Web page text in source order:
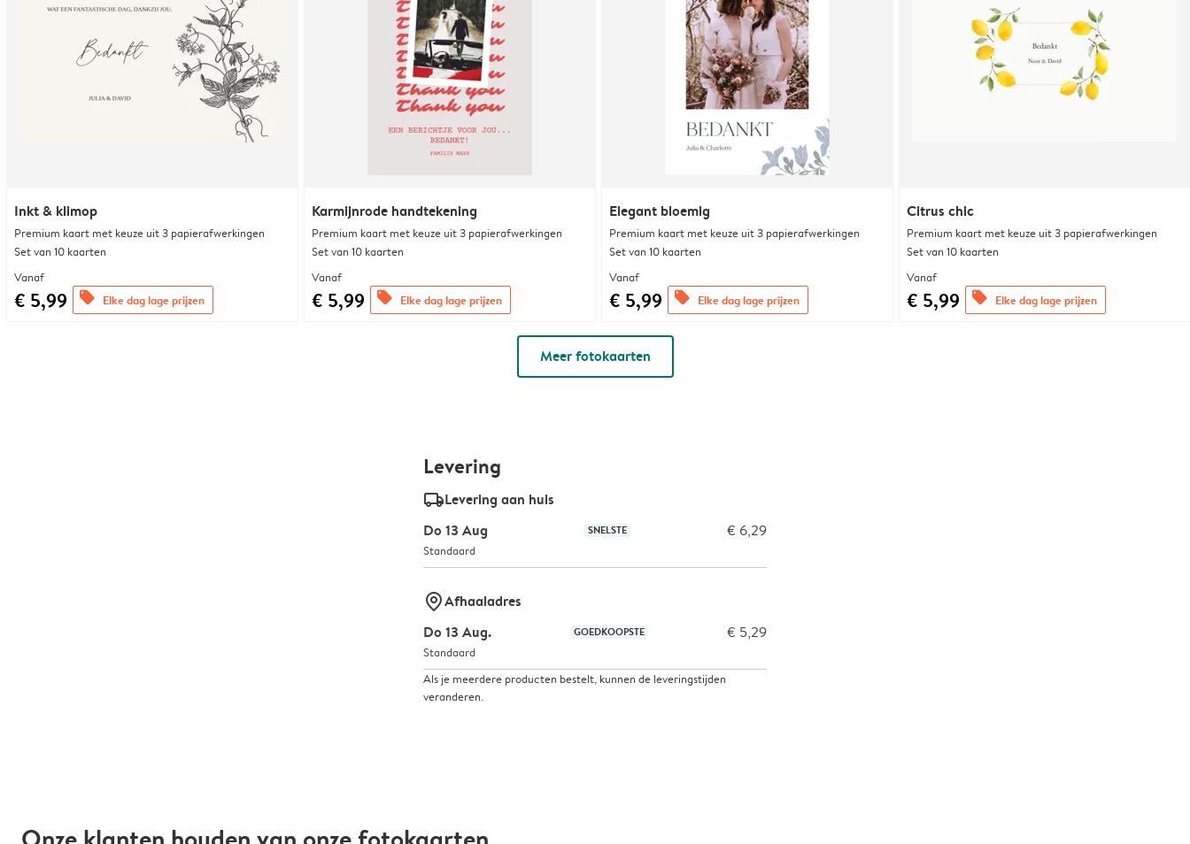
Inkt & klimop
Premium kaart met keuze uit 3 papierafwerkingen
Set van 10 kaarten
Vanaf
€ 5,99 offers Elke dag lage prijzen
Karmijnrode handtekening
Premium kaart met keuze uit 3 papierafwerkingen
Set van 10 kaarten
Vanaf
€ 5,99 offers Elke dag lage prijzen
Elegant bloemig
Premium kaart met keuze uit 3 papierafwerkingen
Set van 10 kaarten
Vanaf
€ 5,99 offers Elke dag lage prijzen
Citrus chic
Premium kaart met keuze uit 3 papierafwerkingen
Set van 10 kaarten
Vanaf
€ 5,99 offers Elke dag lage prijzen
Meer fotokaarten
Levering
delivery_standard_v2Levering aan huis
Do 13 Aug
SNELSTE € 6,29
Standaard
marker-pinAfhaaladres
Do 13 Aug.
GOEDKOOPSTE € 5,29
Standaard
Als je meerdere producten bestelt, kunnen de leveringstijden
veranderen.